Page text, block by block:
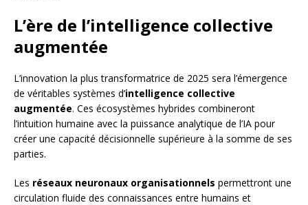
L’ère de l’intelligence collective
augmentée
L’innovation la plus transformatrice de 2025 sera l’émergence
de véritables systèmes d’intelligence collective
augmentée. Ces écosystèmes hybrides combineront
l’intuition humaine avec la puissance analytique de l’IA pour
créer une capacité décisionnelle supérieure à la somme de ses
parties.
Les réseaux neuronaux organisationnels permettront une
circulation fluide des connaissances entre humains et